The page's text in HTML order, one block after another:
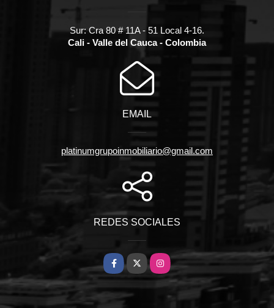
Sur: Cra 80 # 11A - 51 Local 4-16.
Cali - Valle del Cauca - Colombia
EMAIL
platinumgrupoinmobiliario@gmail.com
REDES SOCIALES
Facebook
X Instagram